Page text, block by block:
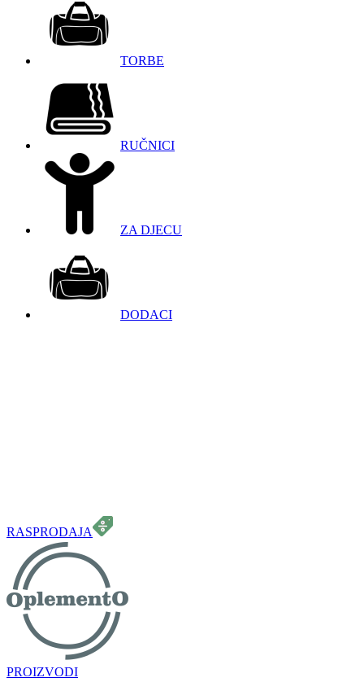
TORBE
RUČNICI
ZA DJECU
DODACI
RASPRODAJA
PROIZVODI